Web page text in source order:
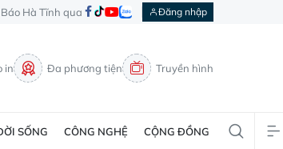
Hà Tĩnh qua Đăng nhập
in Đa phương tiện Truyền hình
SỐNG CÔNG NGHỆ CỘNG ĐỒNG